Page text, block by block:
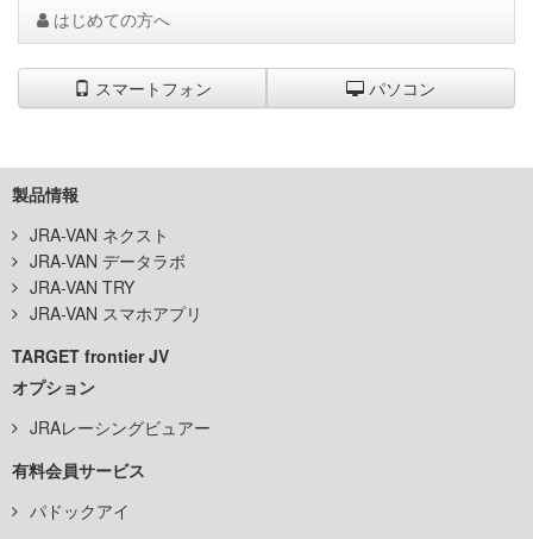
はじめての方へ
スマートフォン パソコン
製品情報
JRA-VAN ネクスト
JRA-VAN データラボ
JRA-VAN TRY
JRA-VAN スマホアプリ
TARGET frontier JV
オプション
JRAレーシングビュアー
有料会員サービス
パドックアイ